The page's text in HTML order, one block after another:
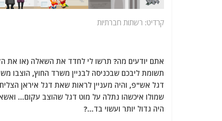
קרדיט: רשתות חברתיות
אתם יודעים מה? תרשו לי לחדד את השאלה (או את
תשומת ליבכם שבכניסה לבניין משרד החוץ, הוצבו
דגל אש"פ, והיה מעניין לראות שאת דגל איראן
שמולו איכשהו נתלה על מוט דגל שהוצב עקום…
היה גדול יותר ועשוי בד…?